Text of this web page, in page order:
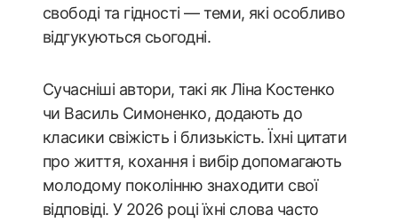
свободі та гідності — теми, які особливо
відгукуються сьогодні.
Сучасніші автори, такі як Ліна Костенко
чи Василь Симоненко, додають до
класики свіжість і близькість. Їхні цитати
про життя, кохання і вибір допомагають
молодому поколінню знаходити свої
відповіді. У 2026 році їхні слова часто